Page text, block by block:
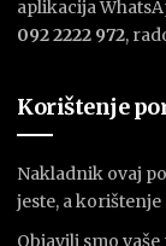
aplikacija
092 2222 972,
Korištenje
Nakladnik ovaj
jeste, a
Objavili smo